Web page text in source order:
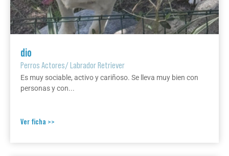
dio
Perros Actores/Labrador Retriever
Es muy sociable, activo y cariñoso. Se lleva muy bien con
personas y con...
Ver ficha >>